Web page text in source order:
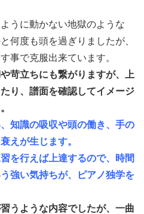
うに動かない地獄のような
何度も頭を過ぎりましたが、
事で克服出来ています。
苛立ちにも繋がりますが、上
り、譜面を確認してイメージ
知識の吸収や頭の働き、手の
えが生じます。
を行えば上達するので、時間
強い気持ちが、ピアノ独学を
うような内容でしたが、一曲